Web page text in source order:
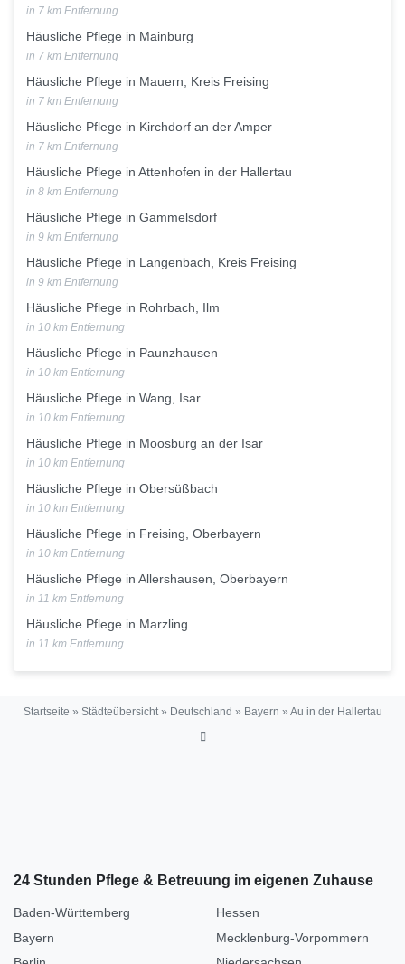
in 7 km Entfernung
Häusliche Pflege in Mainburg
in 7 km Entfernung
Häusliche Pflege in Mauern, Kreis Freising
in 7 km Entfernung
Häusliche Pflege in Kirchdorf an der Amper
in 7 km Entfernung
Häusliche Pflege in Attenhofen in der Hallertau
in 8 km Entfernung
Häusliche Pflege in Gammelsdorf
in 9 km Entfernung
Häusliche Pflege in Langenbach, Kreis Freising
in 9 km Entfernung
Häusliche Pflege in Rohrbach, Ilm
in 10 km Entfernung
Häusliche Pflege in Paunzhausen
in 10 km Entfernung
Häusliche Pflege in Wang, Isar
in 10 km Entfernung
Häusliche Pflege in Moosburg an der Isar
in 10 km Entfernung
Häusliche Pflege in Obersüßbach
in 10 km Entfernung
Häusliche Pflege in Freising, Oberbayern
in 10 km Entfernung
Häusliche Pflege in Allershausen, Oberbayern
in 11 km Entfernung
Häusliche Pflege in Marzling
in 11 km Entfernung
Startseite » Städteübersicht» Deutschland » Bayern » Au in der Hallertau
24 Stunden Pflege & Betreuung im eigenen Zuhause
Baden-Württemberg
Bayern
Hessen
Mecklenburg-Vorpommern